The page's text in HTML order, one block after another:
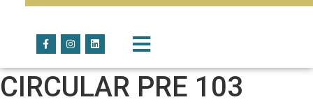
CIRCULAR PRE 103